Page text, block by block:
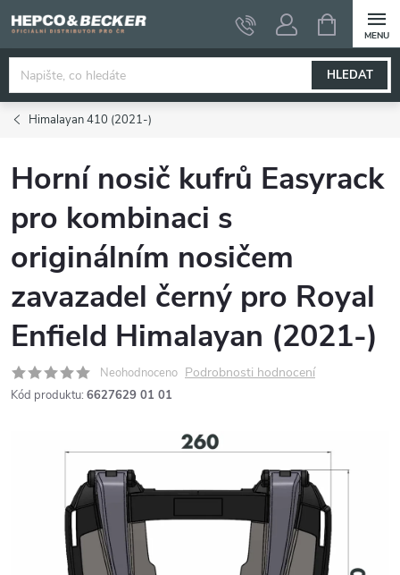
na
obsah
HLEDAT
NÁKUPNÍ
KOŠÍK
Himalayan 410 (2021-)
Horní nosič kufrů Easyrack
pro kombinaci s
originálním nosičem
zavazadel černý pro Royal
Enfield Himalayan (2021-)
Neohodnoceno Podrobnosti hodnocení
Kód produktu: 6627629 01 01